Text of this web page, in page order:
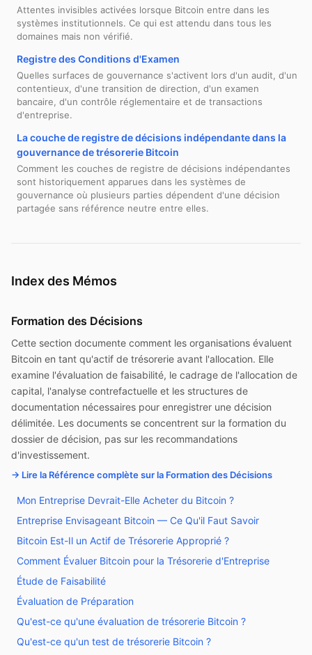
Attentes invisibles activées lorsque Bitcoin entre dans les
systèmes institutionnels. Ce qui est attendu dans tous les
domaines mais non vérifié.
Registre des Conditions d'Examen
Quelles surfaces de gouvernance s'activent lors d'un audit, d'un
contentieux, d'une transition de direction, d'un examen
bancaire, d'un contrôle réglementaire et de transactions
d'entreprise.
La couche de registre de décisions indépendante dans la
gouvernance de trésorerie Bitcoin
Comment les couches de registre de décisions indépendantes
sont historiquement apparues dans les systèmes de
gouvernance où plusieurs parties dépendent d'une décision
partagée sans référence neutre entre elles.
Index des Mémos
Formation des Décisions
Cette section documente comment les organisations évaluent
Bitcoin en tant qu'actif de trésorerie avant l'allocation. Elle
examine l'évaluation de faisabilité, le cadrage de l'allocation de
capital, l'analyse contrefactuelle et les structures de
documentation nécessaires pour enregistrer une décision
délimitée. Les documents se concentrent sur la formation du
dossier de décision, pas sur les recommandations
d'investissement.
→ Lire la Référence complète sur la Formation des Décisions
Mon Entreprise Devrait-Elle Acheter du Bitcoin ?
Entreprise Envisageant Bitcoin — Ce Qu'il Faut Savoir
Bitcoin Est-Il un Actif de Trésorerie Approprié ?
Comment Évaluer Bitcoin pour la Trésorerie d'Entreprise
Étude de Faisabilité
Évaluation de Préparation
Qu'est-ce qu'une évaluation de trésorerie Bitcoin ?
Qu'est-ce qu'un test de trésorerie Bitcoin ?